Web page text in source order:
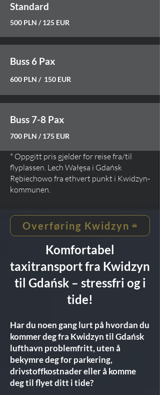
Standard
500 PLN / 125 EUR
Buss 6 Pax
600 PLN / 150 EUR
Buss 7-8 Pax
700 PLN / 175 EUR
* Oppgitt pris gjelder for reise fra/til
flyplassen. Lech Wałęsa i Gdańsk
Rębiechowo fra ethvert punkt i Kwidzyn-
kommunen.
Overføring Kwidzyn
Komfortabel
taxitransport fra Kwidzyn
til Gdańsk – stressfri og i
tide!
Har du noen gang lurt på hvordan du
kommer deg fra Kwidzyn til Gdańsk
lufthavn problemfritt, uten å
bekymre deg for parkering,
drivstoffkostnader eller å komme
deg til flyet ditt i tide?